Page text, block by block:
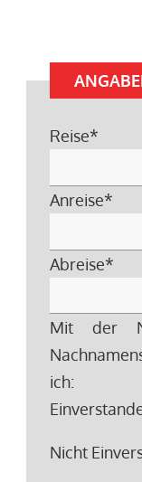
Reise*
Anreise*
Abreise*
Mit der
ich:
Nicht